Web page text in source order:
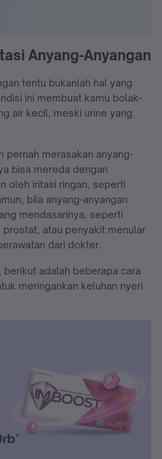
Anyang-Anyangan
tentu bukanlah hal yang
ini membuat kamu bolak-
air kecil, meski urine yang
pernah merasakan anyang-
bisa mereda dengan
oleh iritasi ringan, seperti
bila anyang-anyangan
mendasarinya, seperti
atau penyakit menular
dari dokter.
adalah beberapa cara
meringankan keluhan nyeri